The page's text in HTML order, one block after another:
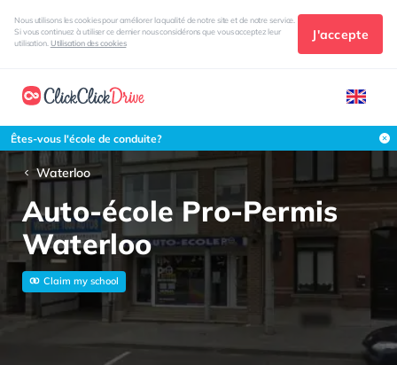
Nous utilisons les cookies pour améliorer la qualité de notre site et de notre service.
Si vous continuez à utiliser ce dernier nous considérons que vous acceptez leur
utilisation. Utilisation des cookies
J'accepte
Êtes-vous l'école de conduite?
Waterloo
Auto-école Pro-Permis
Waterloo
Claim my school